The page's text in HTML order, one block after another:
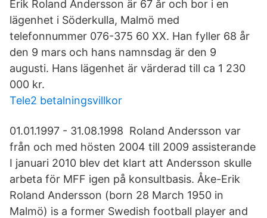
Erik Roland Andersson är 67 år och bor i en
lägenhet i Söderkulla, Malmö med
telefonnummer 076-375 60 XX. Han fyller 68 år
den 9 mars och hans namnsdag är den 9
augusti. Hans lägenhet är värderad till ca 1 230
000 kr.
Tele2 betalningsvillkor
01.01.1997 - 31.08.1998 Roland Andersson var
från och med hösten 2004 till 2009 assisterande
I januari 2010 blev det klart att Andersson skulle
arbeta för MFF igen på konsultbasis. Åke-Erik
Roland Andersson (born 28 March 1950 in
Malmö) is a former Swedish football player and